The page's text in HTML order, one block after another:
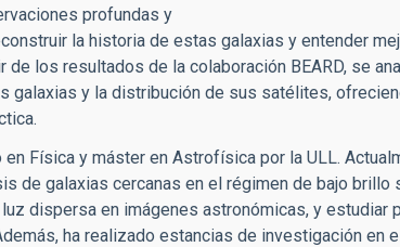
profundas y
la historia de estas galaxias y entender
de los resultados de la colaboración BEARD, se
galaxias y la distribución de sus satélites,
Física y máster en Astrofísica por la ULL.
de galaxias cercanas en el régimen de bajo brillo
dispersa en imágenes astronómicas, y estudiar
ha realizado estancias de investigación en